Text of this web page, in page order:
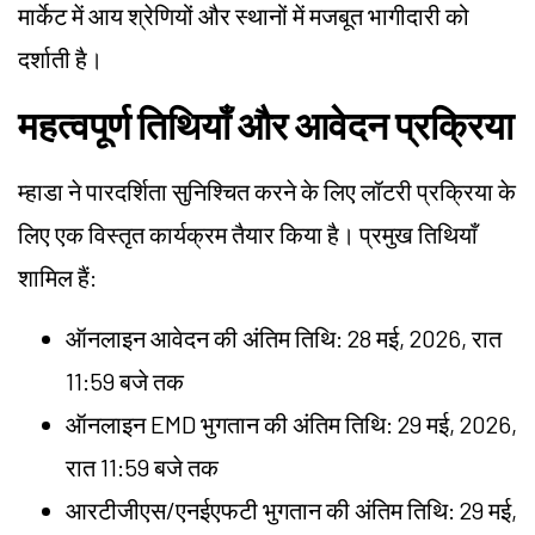
मार्केट में आय श्रेणियों और स्थानों में मजबूत भागीदारी को
दर्शाती है।
महत्वपूर्ण तिथियाँ और आवेदन प्रक्रिया
म्हाडा ने पारदर्शिता सुनिश्चित करने के लिए लॉटरी प्रक्रिया के
लिए एक विस्तृत कार्यक्रम तैयार किया है। प्रमुख तिथियाँ
शामिल हैं:
ऑनलाइन आवेदन की अंतिम तिथि: 28 मई, 2026, रात
11:59 बजे तक
ऑनलाइन EMD भुगतान की अंतिम तिथि: 29 मई, 2026,
रात 11:59 बजे तक
आरटीजीएस/एनईएफटी भुगतान की अंतिम तिथि: 29 मई,